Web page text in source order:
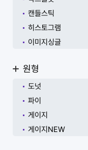
캔들스틱
히스토그램
이미지싱글
원형
도넛
파이
게이지
게이지NEW